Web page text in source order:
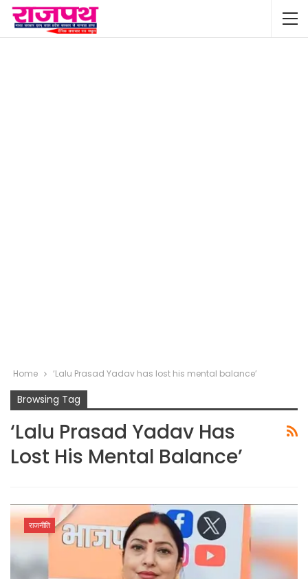
Home ‘Lalu Prasad Yadav has lost his mental balance’
Browsing Tag
‘Lalu Prasad Yadav Has
Lost His Mental Balance’
राजनीति